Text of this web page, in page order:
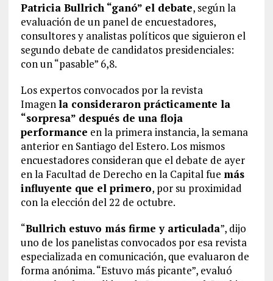
Patricia Bullrich “ganó” el debate, según la
evaluación de un panel de encuestadores,
consultores y analistas políticos que siguieron el
segundo debate de candidatos presidenciales:
con un “pasable” 6,8.
Los expertos convocados por la revista
Imagenla consideraron prácticamente la
“sorpresa” después de una floja
performance en la primera instancia, la semana
anterior en Santiago del Estero. Los mismos
encuestadores consideran que el debate de ayer
en la Facultad de Derecho en la Capital fue más
influyente que el primero, por su proximidad
con la elección del 22 de octubre.
“Bullrich estuvo más firme y articulada”, dijo
uno de los panelistas convocados por esa revista
especializada en comunicación, que evaluaron de
forma anónima. “Estuvo más picante”, evaluó